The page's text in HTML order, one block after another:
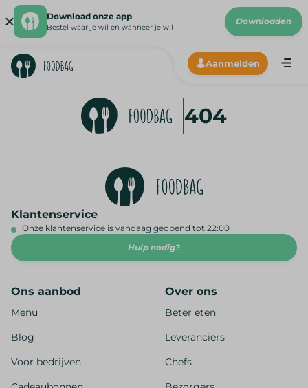
Aanmelden
Download onze app
Bestel waar je wil en wanneer je wil
Downloaden
404
Ons aanbod
Menu
Blog
Voor bedrijven
Over ons
Beter eten
Leveranciers
Chefs
Klantenservice
Onze klantenservice is vandaag geopend tot 22:00
Hulp nodig?